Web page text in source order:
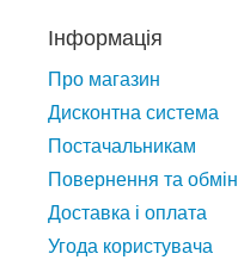
Інформація
Про магазин
Дисконтна система
Постачальникам
Повернення та обмін
Доставка і оплата
Угода користувача